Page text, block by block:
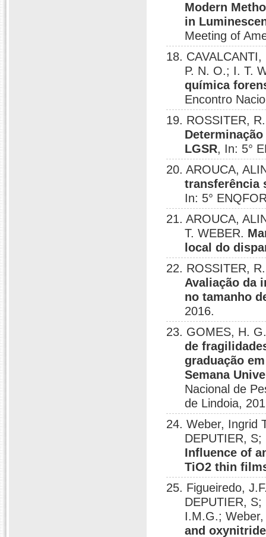
Modern
in
Meeting of
18.
P. N. O.; I. T.
química
Encontro
19. ROSSITER,
LGSR, In: 5°
20. AROUCA,
transferência
In: 5°
21. AROUCA,
T. WEBER.
local do
22. ROSSITER,
Avaliação da
no tamanho
2016.
23. GOMES, H.
de
graduação
Semana
Nacional de
de Lindoia,
24. Weber, Ingrid
DEPUTIER,
Influence of
TiO2 thin
25. Figueiredo,
DEPUTIER,
I.M.G.;
and